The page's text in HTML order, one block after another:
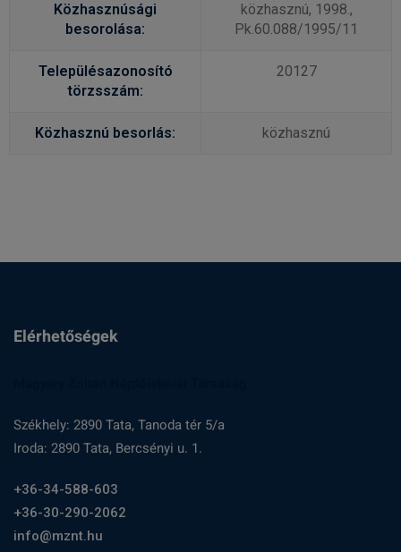
Közhasznúsági
besorolása:
közhasznú, 1998.,
Pk.60.088/1995/11
Településazonosító
törzsszám:
20127
Közhasznú besorlás: közhasznú
Elérhetőségek
Székhely: 2890 Tata, Tanoda tér 5/a
Iroda: 2890 Tata, Bercsényi u. 1.
+36-34-588-603
+36-30-290-2062
info@mznt.hu